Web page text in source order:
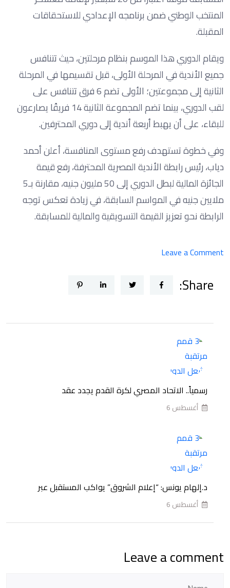
المنتخب الوطني ضمن برنامجه الإعدادي للاستحقاقات
المقبلة.
ويقام الدوري هذا الموسم بنظام مرحلتين، حيث تتنافس
جميع الأندية في المرحلة الأولى، قبل تقسيمها في المرحلة
الثانية إلى مجموعتين؛ الأولى تضم 6 فرق تتنافس على
لقب الدوري، بينما تضم المجموعة الثانية 14 فريقًا يصارعون
للبقاء، على أن يهبط أربعة أندية إلى دوري المحترفين.
وفي خطوة تستهدف رفع مستوى المنافسة، أعلن أحمد
دياب، رئيس رابطة الأندية المصرية المحترفة، رفع قيمة
الجائزة المالية لبطل الدوري إلى 50 مليون جنيه، مقارنة بـ5
ملايين جنيه في المواسم السابقة، في زيادة تعكس توجه
الرابطة نحو تعزيز القيمة التسويقية والمالية للمسابقة.
Leave a Comment
قمم
الدور
الدوري
الممتاز
Share:
رسمياً.. الاتحاد المصري لكرة القدم يجدد عقد
أغسطس 6
د.إلهام يونس: “إعلام الشروق” يواكب المستقبل عبر
أغسطس 6
Leave a comment